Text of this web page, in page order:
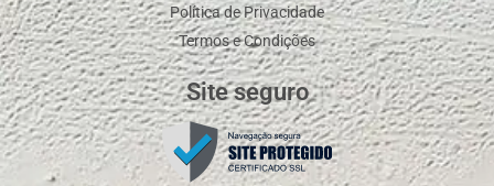
Política de Privacidade
Termos e Condições
Site seguro